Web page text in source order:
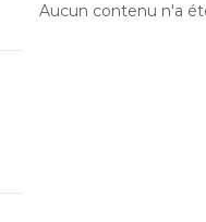
Aucun contenu n'a